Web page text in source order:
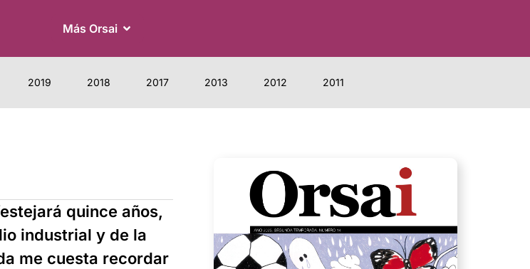
Más Orsai
2019 2018 2017 2013 2012 2011
quince años,
industrial y de la
me cuesta recordar